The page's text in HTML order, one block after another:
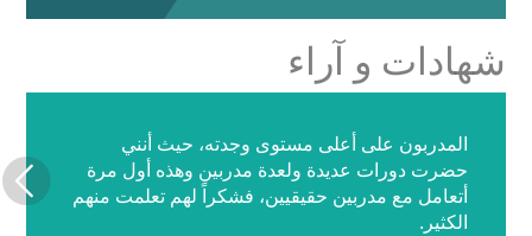
شهادات و آراء
المدربون على أعلى مستوى وجدته، حيث أنني
حضرت دورات عديدة ولعدة مدربين وهذه أول مرة
أتعامل مع مدربين حقيقيين، فشكراً لهم تعلمت منهم
الكثير.